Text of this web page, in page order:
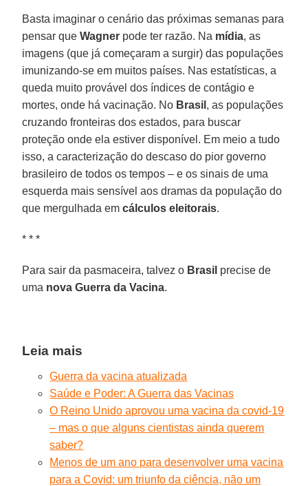
Basta imaginar o cenário das próximas semanas para
pensar queWagner pode ter razão. Na mídia, as
imagens (que já começaram a surgir) das populações
imunizando-se em muitos países. Nas estatísticas, a
queda muito provável dos índices de contágio e
mortes, onde há vacinação. No Brasil , as populações
cruzando fronteiras dos estados, para buscar
proteção onde ela estiver disponível. Em meio a tudo
isso, a caracterização do descaso do pior governo
brasileiro de todos os tempos – e os sinais de uma
esquerda mais sensível aos dramas da população do
que mergulhada emcálculos eleitorais.
* * *
Para sair da pasmaceira, talvez o Brasil precise de
uma nova Guerra da Vacina.
Leia mais
Guerra da vacina atualizada
Saúde e Poder: A Guerra das Vacinas
O Reino Unido aprovou uma vacina da covid-19
– mas o que alguns cientistas ainda querem
saber?
Menos de um ano para desenvolver uma vacina
para a Covid: um triunfo da ciência, não um